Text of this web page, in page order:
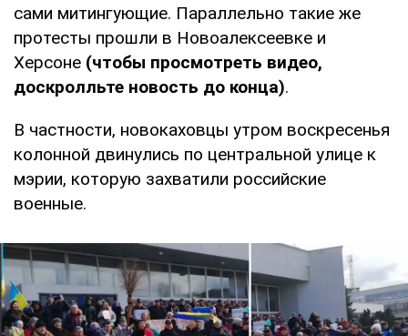
сами митингующие. Параллельно такие же
протесты прошли в Новоалексеевке и
Херсоне (чтобы просмотреть видео,
доскролльте новость до конца).
В частности, новокаховцы утром воскресенья
колонной двинулись по центральной улице к
мэрии, которую захватили российские
военные.